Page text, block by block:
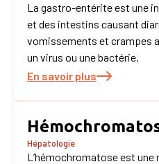
La gastro-entérite est une
et des intestins causant
vomissements et crampes
un virus ou une bactérie.
En savoir plus
Hépatologie
L’hémochromatose est une